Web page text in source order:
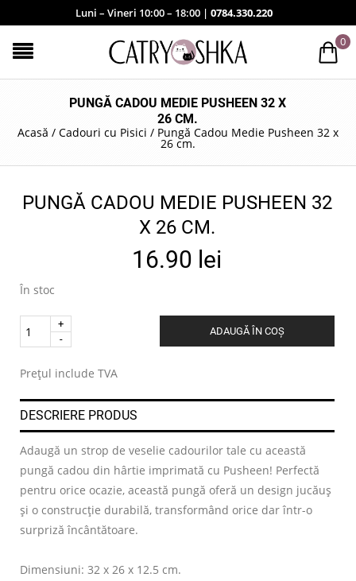
Luni – Vineri 10:00 – 18:00 | 0784.330.220
0
PUNGĂ CADOU MEDIE PUSHEEN 32 X
26 CM.
Acasă / Cadouri cu Pisici / Pungă Cadou Medie Pusheen 32 x
26 cm.
PUNGĂ CADOU MEDIE PUSHEEN 32
X 26 CM.
16.90 lei
În stoc
Quantity
ADAUGĂ ÎN COȘ
Prețul include TVA
DESCRIERE PRODUS
Adaugă un strop de veselie cadourilor tale cu această
pungă cadou din hârtie imprimată cu Pusheen! Perfectă
pentru orice ocazie, această pungă oferă un design jucăuș
și o construcție durabilă, transformând orice dar într-o
surpriză încântătoare.
Dimensiuni: 32 x 26 x 12.5 cm.